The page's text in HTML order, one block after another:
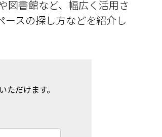
図書館など、幅広く活用さ
ースの探し方などを紹介し
だけます。